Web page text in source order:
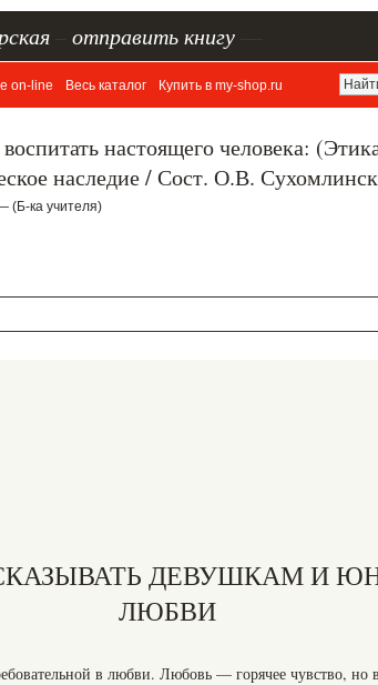
отправить книгу
on-line Весь каталог Купить в my-shop.ru
настоящего человека:
наследие / Сост. О.В.
(Б-ка учителя)
ДЕВУШКАМ И
ЛЮБВИ
в любви. Любовь — горячее чувство, но